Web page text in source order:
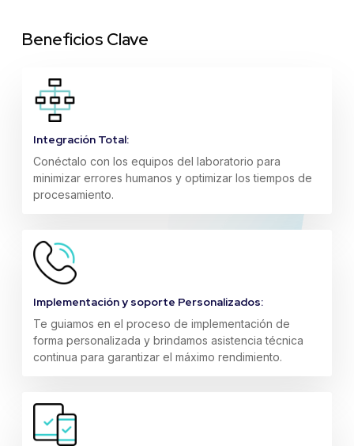
Beneficios Clave
Integración Total:
Conéctalo con los equipos del laboratorio para
minimizar errores humanos y optimizar los tiempos de
procesamiento.
Implementación y soporte Personalizados:
Te guiamos en el proceso de implementación de
forma personalizada y brindamos asistencia técnica
continua para garantizar el máximo rendimiento.